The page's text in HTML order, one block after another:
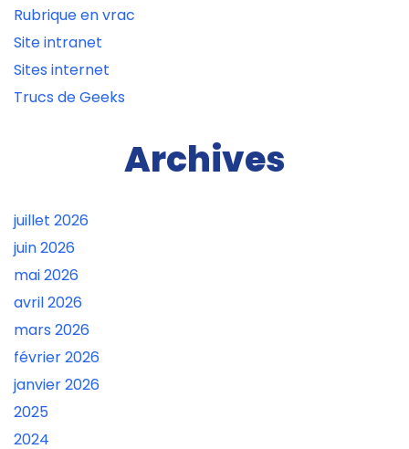
Rubrique en vrac
Site intranet
Sites internet
Trucs de Geeks
Archives
juillet 2026
juin 2026
mai 2026
avril 2026
mars 2026
février 2026
janvier 2026
2025
2024